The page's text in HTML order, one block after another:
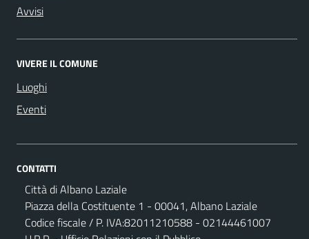
Avvisi
VIVERE IL COMUNE
Luoghi
Eventi
CONTATTI
Città di Albano Laziale
Piazza della Costituente 1 - 00041, Albano Laziale
Codice fiscale / P. IVA:82011210588 - 02144461007